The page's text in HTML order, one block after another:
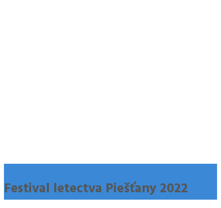
Festival letectva Piešťany 2022